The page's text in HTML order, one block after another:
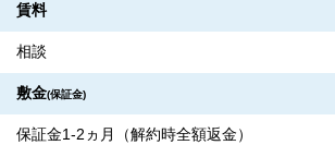
賃料
相談
敷金(保証金)
保証金1-2ヵ月（解約時全額返金）